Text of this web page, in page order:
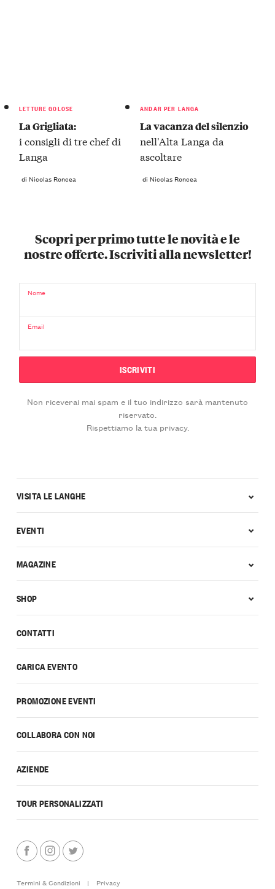
LETTURE GOLOSE
La Grigliata:
i consigli di tre chef di
Langa
di Nicolas Roncea
ANDAR PER LANGA
La vacanza del silenzio
nell'Alta Langa da
ascoltare
di Nicolas Roncea
Scopri per primo tutte le novità e le
nostre offerte. Iscriviti alla newsletter!
Nome
Email
Non riceverai mai spam e il tuo indirizzo sarà mantenuto
riservato.
Rispettiamo la tua privacy.
CONTATTI
CARICA EVENTO
PROMOZIONE EVENTI
COLLABORA CON NOI
AZIENDE
TOUR PERSONALIZZATI
VISITA LE LANGHE
EVENTI
MAGAZINE
SHOP
Termini & Condizioni | Privacy